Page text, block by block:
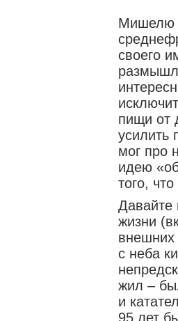
Мишелю
своего
пищи от
усилить
мог про
идею
того,
Давайте
жизни
внешних
с неба
жил –
и
95 лет